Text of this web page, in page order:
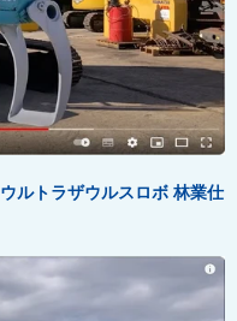
ウルトラザウルスロボ 林業仕